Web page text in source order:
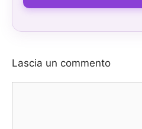
Lascia un commento